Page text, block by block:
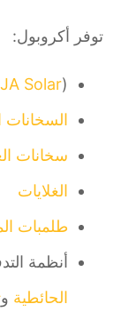
توفر أكروبول:
(
JA Solarو
السخانات
سخانات الغاز
الغلايات
طلمبات
أنظمة
الحائطيةو